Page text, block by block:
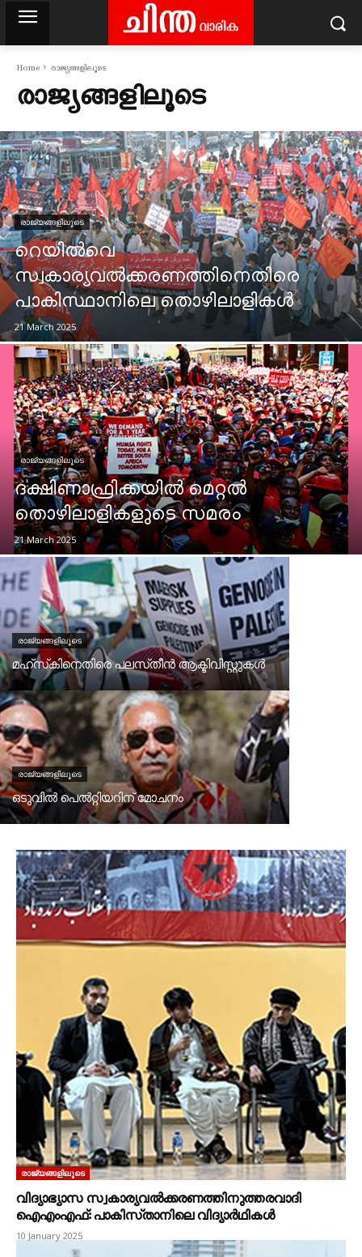
Home രാജ്യങ്ങളിലൂടെ
രാജ്യങ്ങളിലൂടെ
രാജ്യങ്ങളിലൂടെ
റെയിൽവെ
സ്വകാര്യവൽക്കരണത്തിനെതിരെ
പാകിസ്ഥാനിലെ തൊഴിലാളികൾ
21 March 2025
രാജ്യങ്ങളിലൂടെ
ദക്ഷിണാഫ്രിക്കയിൽ മെറ്റൽ
തൊഴിലാളികളുടെ സമരം
21 March 2025
രാജ്യങ്ങളിലൂടെ
മഹ്‌സ്‌കിനെതിരെ പലസ്‌തീൻ ആക്ടിവിസ്റ്റുകൾ
രാജ്യങ്ങളിലൂടെ
ഒടുവിൽ പെൽറ്റിയറിന്‌ മോചനം
രാജ്യങ്ങളിലൂടെ
വിദ്യാഭ്യാസ സ്വകാര്യവൽക്കരണത്തിനുത്തരവാദി
ഐഎംഎഫ്‌: പാകിസ്‌താനിലെ വിദ്യാർഥികൾ
10 January 2025